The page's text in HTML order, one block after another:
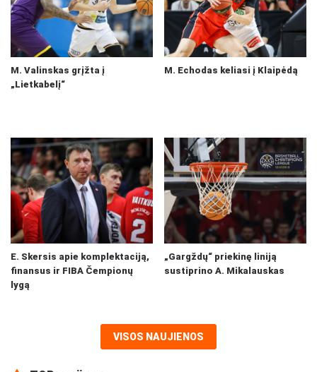
M. Valinskas grįžta į
„Lietkabelį“
M. Echodas keliasi į Klaipėdą
E. Skersis apie komplektaciją,
finansus ir FIBA Čempionų
lygą
„Gargždų“ priekinę liniją
sustiprino A. Mikalauskas
VISOS NAUJIENOS